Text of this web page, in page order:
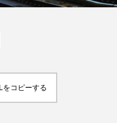
をコピーする